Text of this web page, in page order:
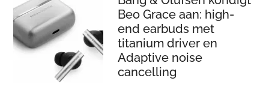
ook
in
‘lossless’
kwaliteit
Beo Grace aan: high-
end earbuds met
titanium driver en
Adaptive noise
cancelling